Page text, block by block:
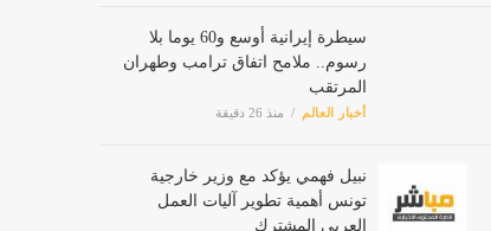
رسوم.. ملامح اتفاق ترامب
وطهران المرتقب
أخبار العالم
تونس أهمية تطوير آليات العمل
العربي المشترك